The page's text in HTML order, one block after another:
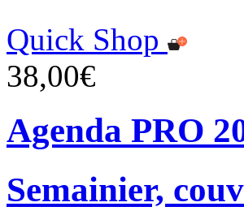
Quick Shop
38,00€
Agenda PRO
Semainier,